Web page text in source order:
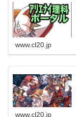
www.cl20.jp
www.cl20.jp